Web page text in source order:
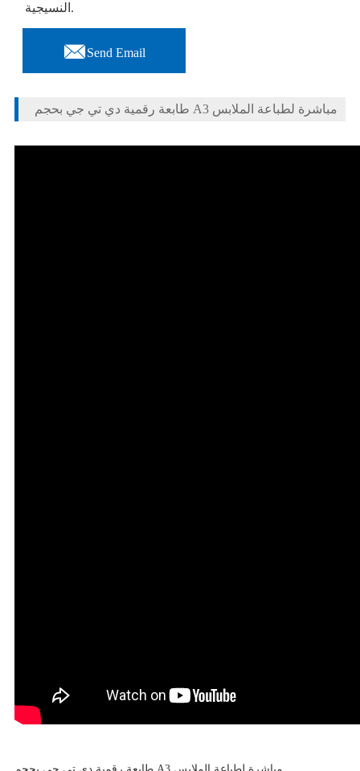
النسيجية.
Send Email
طابعة رقمية دي تي جي بحجم A3 مباشرة لطباعة الملابس